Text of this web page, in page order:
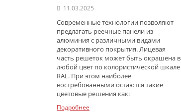
11.03.2025
Современные технологии позволяют
предлагать реечные панели из
алюминия с различными видами
декоративного покрытия. Лицевая
часть решеток может быть окрашена в
любой цвет по колористической шкале
RAL. При этом наиболее
востребованными остаются такие
цветовые решения как:
Подробнее